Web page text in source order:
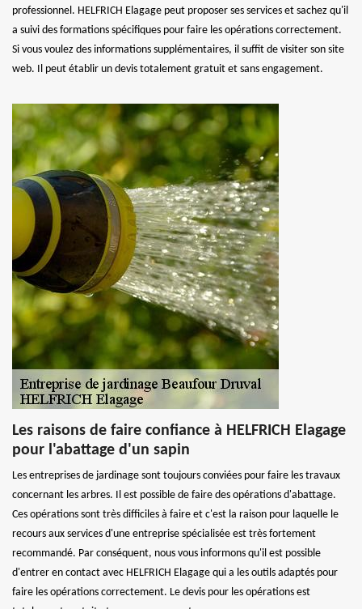
professionnel. HELFRICH Elagage peut proposer ses services et sachez qu'il
a suivi des formations spécifiques pour faire les opérations correctement.
Si vous voulez des informations supplémentaires, il suffit de visiter son site
web. Il peut établir un devis totalement gratuit et sans engagement.
Les raisons de faire confiance à HELFRICH Elagage
pour l'abattage d'un sapin
Les entreprises de jardinage sont toujours conviées pour faire les travaux
concernant les arbres. Il est possible de faire des opérations d'abattage.
Ces opérations sont très difficiles à faire et c'est la raison pour laquelle le
recours aux services d'une entreprise spécialisée est très fortement
recommandé. Par conséquent, nous vous informons qu'il est possible
d'entrer en contact avec HELFRICH Elagage qui a les outils adaptés pour
faire les opérations correctement. Le devis pour les opérations est